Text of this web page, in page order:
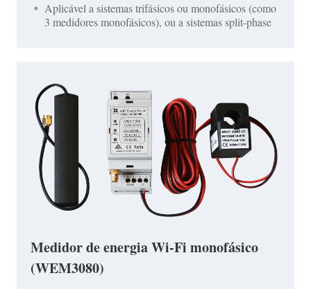
Aplicável a sistemas trifásicos ou monofásicos (como
3 medidores monofásicos), ou a sistemas split-phase
Medidor de energia Wi-Fi monofásico
(WEM3080)